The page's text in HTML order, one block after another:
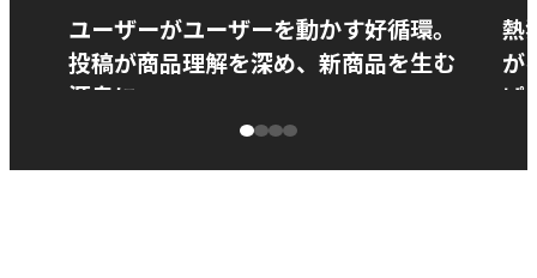
ユーザーがユーザーを動かす好循環。
投稿が商品理解を深め、新商品を生む
源泉に
熱
が
ぱ